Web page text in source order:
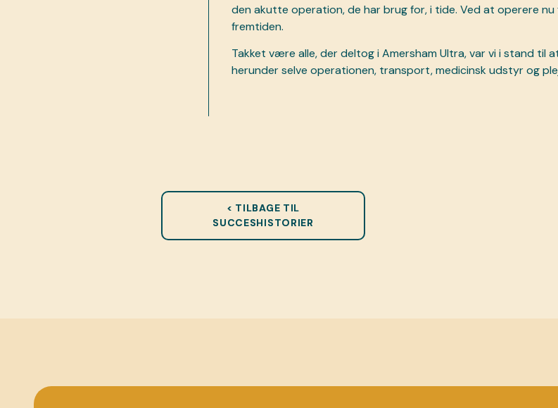
den akutte operation, de har brug for, i tide. Ved at operere
fremtiden.
Takket være alle, der deltog i Amersham Ultra, var vi i stand
herunder selve operationen, transport, medicinsk udstyr og
< TILBAGE TIL
SUCCESHISTORIER